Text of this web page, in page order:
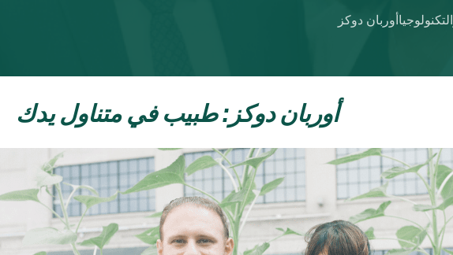
التكنولوجياأوربان دوكز
أوربان دوكز: طبيب في متناول يدك